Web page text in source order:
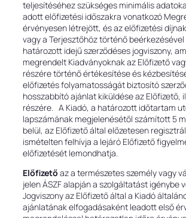
teljesítéséhez szükséges minimális
adott előfizetési időszakra vonatkozó
érvényesen létrejött, és az előfizetési
vagy a Terjesztőhöz történő
határozott idejű szerződéses jogviszony,
megrendelt Kiadványoknak az Előfizető
részére történő értékesítése és
előfizetés folyamatosságát biztosító
hosszabbító ajánlat kiküldése az Előfizető,
részére. A Kiadó, a határozott időtartam
lapszámának megjelenésétől számított 5
belül, az Előfizető által előzetesen
ismételten felhívja a lejáró Előfizető
előfizetését lemondhatja.
Előfizető az a természetes személy vagy
jelen ÁSZF alapján a szolgáltatást igénybe
Jogviszony az Előfizető által a Kiadó
ajánlatának elfogadásaként leadott első